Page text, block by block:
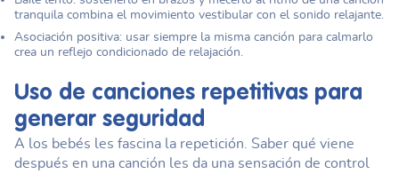
tranquila combina el movimiento vestibular con el sonido relajante.
Asociación positiva: usar siempre la misma canción para calmarlo
crea un reflejo condicionado de relajación.
Uso de canciones repetitivas para
generar seguridad
A los bebés les fascina la repetición. Saber qué viene
después en una canción les da una sensación de control